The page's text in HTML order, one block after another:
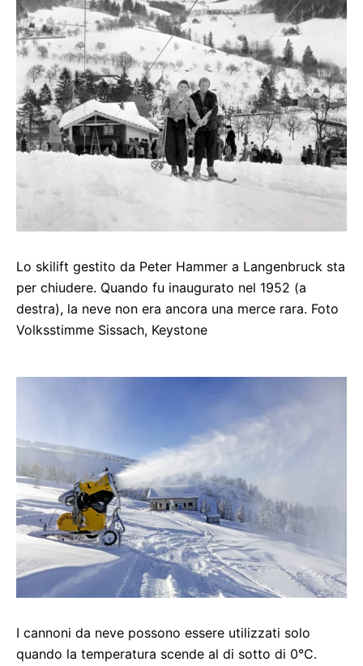
Lo skilift gestito da Peter Hammer a Langenbruck sta
per chiudere. Quando fu inaugurato nel 1952 (a
destra), la neve non era ancora una merce rara. Foto
Volksstimme Sissach, Keystone
I cannoni da neve possono essere utilizzati solo
quando la temperatura scende al di sotto di 0°C.